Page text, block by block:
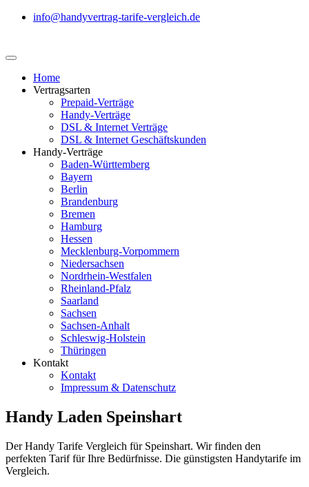
info@handyvertrag-tarife-vergleich.de
Home
Vertragsarten
Prepaid-Verträge
Handy-Verträge
DSL & Internet Verträge
DSL & Internet Geschäftskunden
Handy-Verträge
Baden-Württemberg
Bayern
Berlin
Brandenburg
Bremen
Hamburg
Hessen
Mecklenburg-Vorpommern
Niedersachsen
Nordrhein-Westfalen
Rheinland-Pfalz
Saarland
Sachsen
Sachsen-Anhalt
Schleswig-Holstein
Thüringen
Kontakt
Kontakt
Impressum & Datenschutz
Handy Laden Speinshart
Der Handy Tarife Vergleich für Speinshart. Wir finden den
perfekten Tarif für Ihre Bedürfnisse. Die günstigsten Handytarife im
Vergleich.